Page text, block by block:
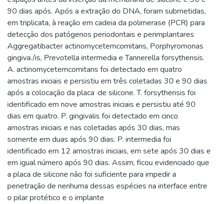
90 dias após. Após a extração do DNA, foram submetidas,
em triplicata, à reação em cadeia da polimerase (PCR) para
detecção dos patógenos periodontais e perimplantares
Aggregatibacter actinomycetemcomitans, Porphyromonas
gingiva./is, Prevotella intermedia e Tannerella forsythensis.
A. actinomycetemcomitans foi detectado em quatro
amostras iniciais e persistiu em três coletadas 30 e 90 dias
após a colocação da placa ·de silicone. T. forsythensis foi
identificado em nove amostras iniciais e persistiu até 90
dias em quatro. P. gingivalis foi detectado em cinco
amostras iniciais e nas coletadas após 30 dias, mas
somente em duas após 90 dias. P. intermedia foi
identificado em 12 amostras iniciais, em sete após 30 dias e
em igual número após 90 dias. Assim, ficou evidenciado que
a placa de silicone não foi suficiente para impedir a
penetração de nenhuma dessas espécies na interface entre
o pilar protético e o implante